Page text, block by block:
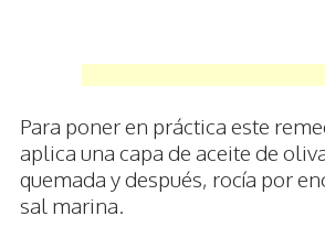
Para poner en práctica este
aplica una capa de aceite de
quemada y después, rocía por
sal marina.